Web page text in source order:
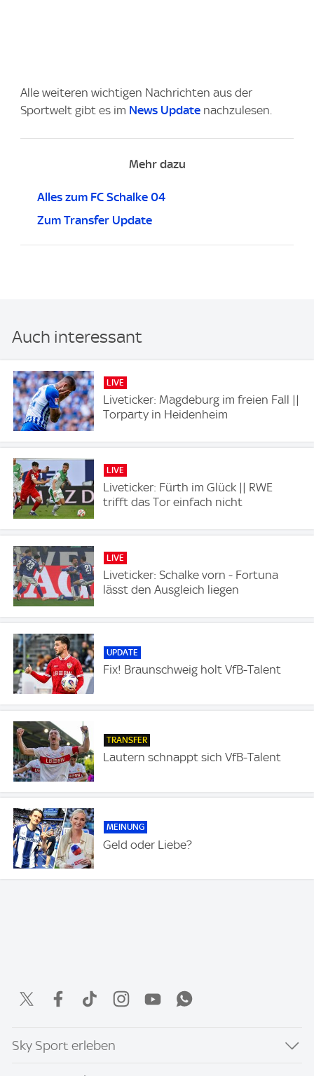
Alle weiteren wichtigen Nachrichten aus der
Sportwelt gibt es im News Update nachzulesen.
Mehr dazu
Alles zum FC Schalke 04
Zum Transfer Update
Auch interessant
LIVE
Liveticker: Magdeburg im freien Fall ||
Torparty in Heidenheim
LIVE
Liveticker: Fürth im Glück || RWE
trifft das Tor einfach nicht
LIVE
Liveticker: Schalke vorn - Fortuna
lässt den Ausgleich liegen
UPDATE
Fix! Braunschweig holt VfB-Talent
TRANSFER
Lautern schnappt sich VfB-Talent
MEINUNG
Geld oder Liebe?
Sky Sport erleben